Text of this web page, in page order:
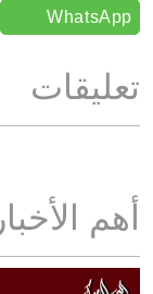
WhatsApp
تعليقات
أهم الأخبار